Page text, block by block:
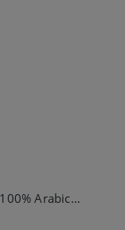
Kiwi Garden PERU Kawa ziarnista 100% Arabica 200g puszka PALONA MAJ 2026